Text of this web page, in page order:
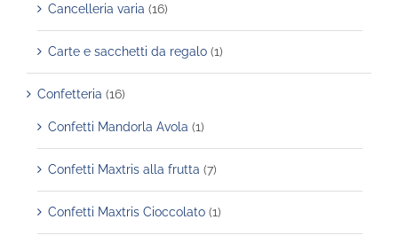
Cancelleria varia (16)
Carte e sacchetti da regalo (1)
Confetteria (16)
Confetti Mandorla Avola (1)
Confetti Maxtris alla frutta (7)
Confetti Maxtris Cioccolato (1)